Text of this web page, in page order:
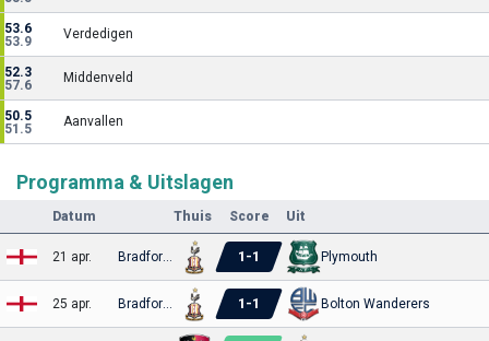
53.6
53.9
Verdedigen
52.3
57.6
Middenveld
50.5
51.5
Aanvallen
Programma & Uitslagen
Datum Thuis Score Uit
21 apr. Bradford City 1 -1 Plymouth
25 apr. Bradford City 1 -1 Bolton Wanderers